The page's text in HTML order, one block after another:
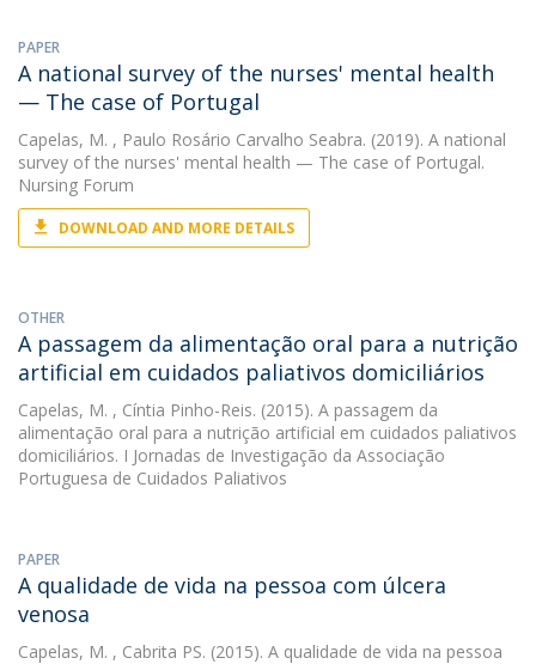
PAPER
A national survey of the nurses' mental health
— The case of Portugal
Capelas, M. , Paulo Rosário Carvalho Seabra. (2019). A national
survey of the nurses' mental health — The case of Portugal.
Nursing Forum
DOWNLOAD AND MORE DETAILS
OTHER
A passagem da alimentação oral para a nutrição
artificial em cuidados paliativos domiciliários
Capelas, M. , Cíntia Pinho-Reis. (2015). A passagem da
alimentação oral para a nutrição artificial em cuidados paliativos
domiciliários. I Jornadas de Investigação da Associação
Portuguesa de Cuidados Paliativos
PAPER
A qualidade de vida na pessoa com úlcera
venosa
Capelas, M. , Cabrita PS. (2015). A qualidade de vida na pessoa